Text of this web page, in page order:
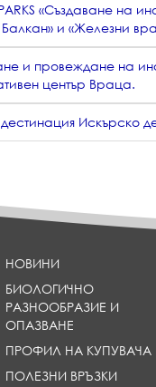
«Създаване на
и «Железни
и провеждане на
център Враца.
дестинация Искърско
НОВИНИ
БИОЛОГИЧНО
РАЗНООБРАЗИЕ И
ОПАЗВАНЕ
ПРОФИЛ НА КУПУВАЧА
ПОЛЕЗНИ ВРЪЗКИ